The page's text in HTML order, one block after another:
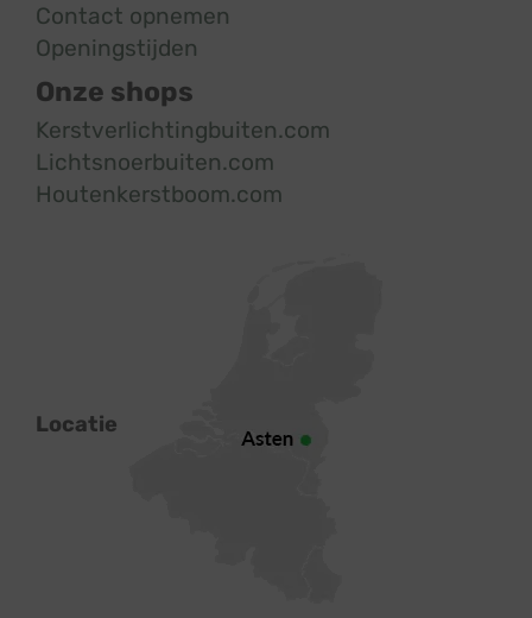
Contact opnemen
Openingstijden
Onze shops
Kerstverlichtingbuiten.com
Lichtsnoerbuiten.com
Houtenkerstboom.com
Locatie